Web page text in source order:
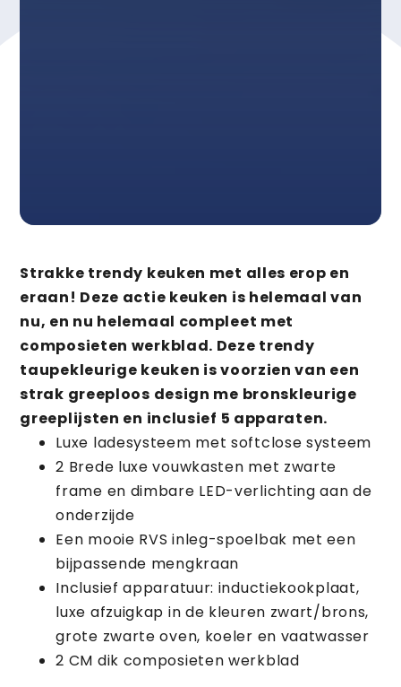
Strakke trendy keuken met alles erop en
eraan! Deze actie keuken is helemaal van
nu, en nu helemaal compleet met
composieten werkblad. Deze trendy
taupekleurige keuken is voorzien van een
strak greeploos design me bronskleurige
greeplijsten en inclusief 5 apparaten.
Luxe ladesysteem met softclose systeem
2 Brede luxe vouwkasten met zwarte
frame en dimbare LED-verlichting aan de
onderzijde
Een mooie RVS inleg-spoelbak met een
bijpassende mengkraan
Inclusief apparatuur: inductiekookplaat,
luxe afzuigkap in de kleuren zwart/brons,
grote zwarte oven, koeler en vaatwasser
2 CM dik composieten werkblad